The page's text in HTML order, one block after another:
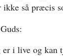
så præcis
i live og kan